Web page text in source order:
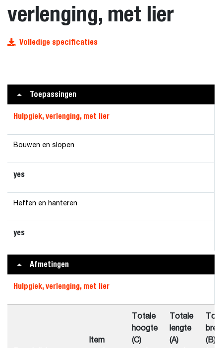
verlenging, met lier
Volledige specificaties
Toepassingen
Hulpgiek, verlenging, met lier
Bouwen en slopen
yes
Heffen en hanteren
yes
Afmetingen
Hulpgiek, verlenging, met lier
Item
Totale
hoogte
(C)
Totale
lengte
(A)
(B)